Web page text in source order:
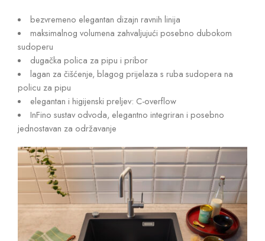
bezvremeno elegantan dizajn ravnih linija
maksimalnog volumena zahvaljujući posebno dubokom
sudoperu
dugačka polica za pipu i pribor
lagan za čišćenje, blagog prijelaza s ruba sudopera na
policu za pipu
elegantan i higijenski preljev: C-overflow
InFino sustav odvoda, elegantno integriran i posebno
jednostavan za održavanje